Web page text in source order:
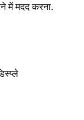
में मदद करना.